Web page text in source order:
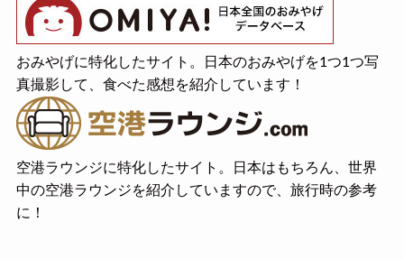
おみやげに特化したサイト。日本のおみやげを1つ1つ写
真撮影して、食べた感想を紹介しています！
空港ラウンジに特化したサイト。日本はもちろん、世界
中の空港ラウンジを紹介していますので、旅行時の参考
に！